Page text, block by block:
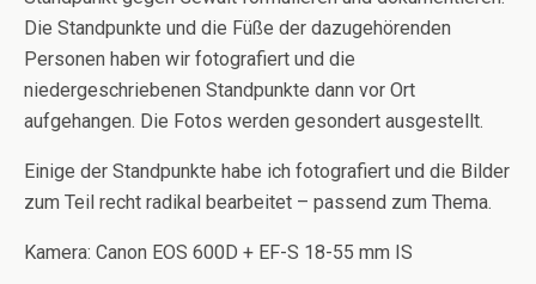
Die Standpunkte und die Füße der dazugehörenden
Personen haben wir fotografiert und die
niedergeschriebenen Standpunkte dann vor Ort
aufgehangen. Die Fotos werden gesondert ausgestellt.
Einige der Standpunkte habe ich fotografiert und die Bilder
zum Teil recht radikal bearbeitet – passend zum Thema.
Kamera: Canon EOS 600D + EF-S 18-55 mm IS